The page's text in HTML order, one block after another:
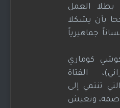
بطلا العمل
بأن يشكلا
جماهيرياً
كوماري
الفتاة
تنتمي إلى
وتعيش